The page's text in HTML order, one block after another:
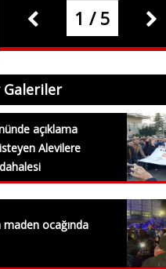
1 / 5
Galeriler
açıklama
Alevilere
maden ocağında